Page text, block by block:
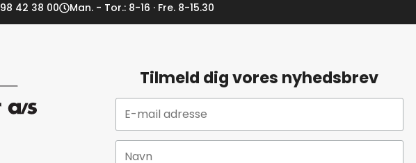
98 42 38 00 Man. - Tor.: 8-16 · Fre. 8-15.30
Tilmeld dig vores nyhedsbrev